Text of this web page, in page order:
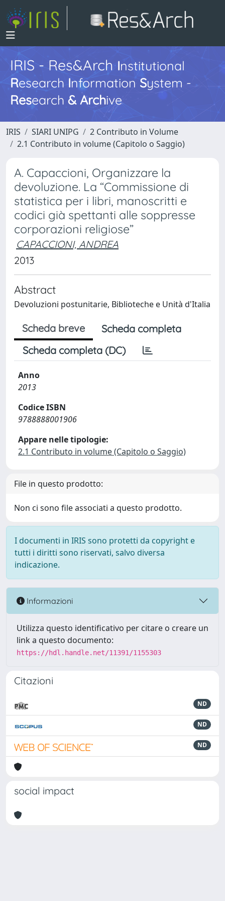
IRIS - Res&ArchInstitutional
Research InformationSystem -
Research & Archive
IRIS SIARI UNIPG
2 Contributo in Volume
2.1 Contributo in volume (Capitolo o Saggio)
A. Capaccioni, Organizzare la
devoluzione. La “Commissione di
statistica per i libri, manoscritti e
codici già spettanti alle soppresse
corporazioni religiose”
CAPACCIONI, ANDREA
2013
Abstract
Devoluzioni postunitarie, Biblioteche e Unità d'Italia
Scheda breve
Scheda completa
Scheda completa (DC)
Anno
2013
Codice ISBN
9788888001906
Appare nelle tipologie:
2.1 Contributo in volume (Capitolo o Saggio)
File in questo prodotto:
Non ci sono file associati a questo prodotto.
I documenti in IRIS sono protetti da copyright e
tutti i diritti sono riservati, salvo diversa
indicazione.
Informazioni
Utilizza questo identificativo per citare o creare un
link a questo documento:
https://hdl.handle.net/11391/1155303
Citazioni
ND
ND
ND
social impact